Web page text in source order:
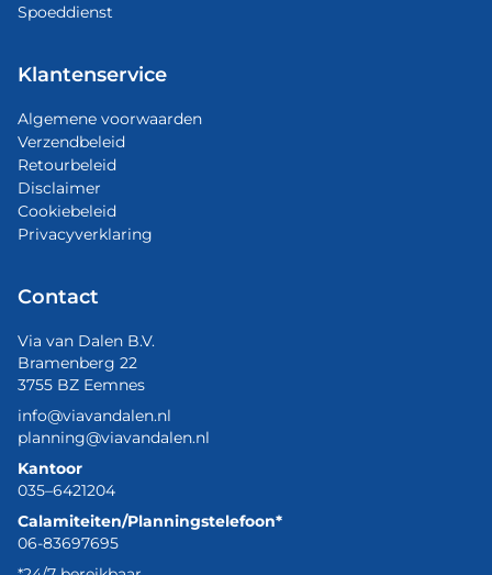
Spoeddienst
Klantenservice
Algemene voorwaarden
Verzendbeleid
Retourbeleid
Disclaimer
Cookiebeleid
Privacyverklaring
Contact
Via van Dalen B.V.
Bramenberg 22
3755 BZ Eemnes
info@viavandalen.nl
planning@viavandalen.nl
Kantoor
035–6421204
Calamiteiten/Planningstelefoon*
06-83697695